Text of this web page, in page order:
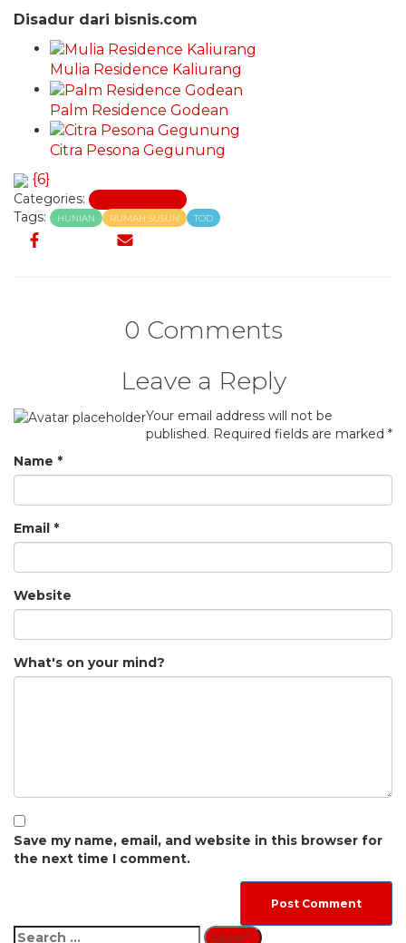
Disadur dari bisnis.com
Mulia Residence Kaliurang
Palm Residence Godean
Citra Pesona Gegunung
{6}
Categories:
Tags: HUNIAN RUMAH SUSUN TOD
0 Comments
Leave a Reply
Your email address will not be
published. Required fields are marked *
Name *
Email *
Website
What's on your mind?
Save my name, email, and website in this browser for
the next time I comment.
Search